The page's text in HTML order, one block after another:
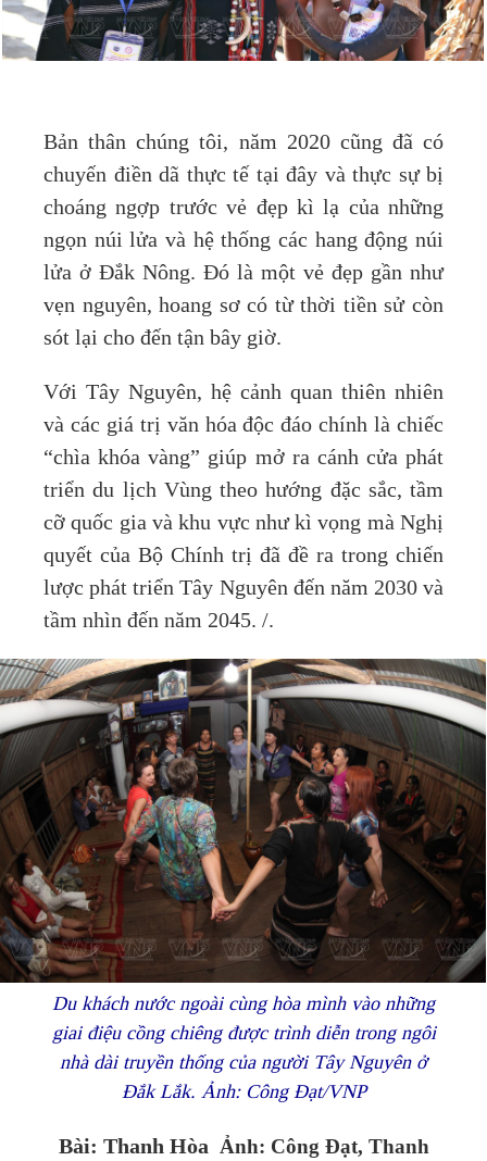
Bản thân chúng tôi, năm 2020 cũng đã có
chuyến điền dã thực tế tại đây và thực sự bị
choáng ngợp trước vẻ đẹp kì lạ của những
ngọn núi lửa và hệ thống các hang động núi
lửa ở Đắk Nông. Đó là một vẻ đẹp gần như
vẹn nguyên, hoang sơ có từ thời tiền sử còn
sót lại cho đến tận bây giờ.
Với Tây Nguyên, hệ cảnh quan thiên nhiên
và các giá trị văn hóa độc đáo chính là chiếc
“chìa khóa vàng” giúp mở ra cánh cửa phát
triển du lịch Vùng theo hướng đặc sắc, tầm
cỡ quốc gia và khu vực như kì vọng mà Nghị
quyết của Bộ Chính trị đã đề ra trong chiến
lược phát triển Tây Nguyên đến năm 2030 và
tầm nhìn đến năm 2045. /.
Du khách nước ngoài cùng hòa mình vào những
giai điệu cồng chiêng được trình diễn trong ngôi
nhà dài truyền thống của người Tây Nguyên ở
Đắk Lắk. Ảnh: Công Đạt/VNP
Bài: Thanh Hòa Ảnh: Công Đạt, Thanh